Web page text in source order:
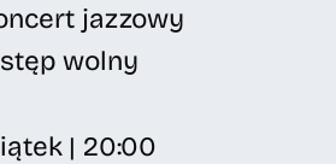
jazzowy
wolny
| 20:00